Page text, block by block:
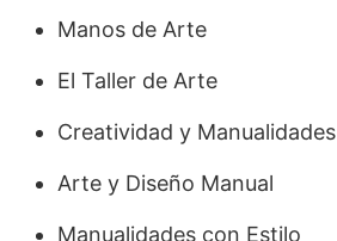
Manos de Arte
El Taller de Arte
Creatividad y Manualidades
Arte y Diseño Manual
Manualidades con Estilo